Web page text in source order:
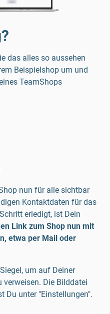
das alles so aussehen
Beispielshop um und
TeamShops
nun für alle sichtbar
Kontaktdaten für das
erledigt, ist Dein
Link zum Shop nun mit
etwa per Mail oder
um auf Deiner
verweisen. Die Bilddatei
Du unter "Einstellungen".